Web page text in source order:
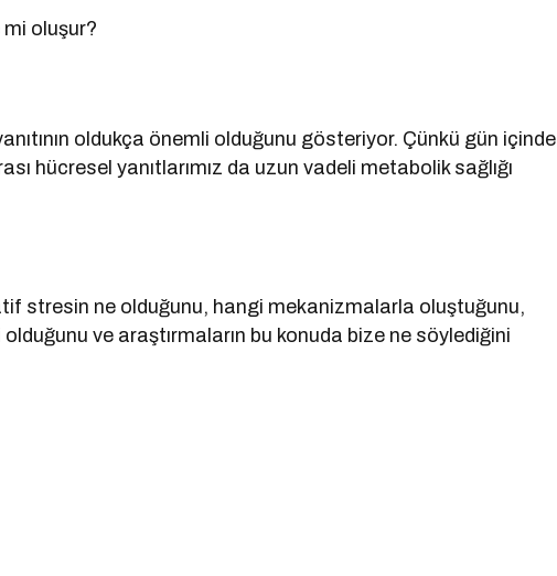
oluşur?
oldukça önemli olduğunu gösteriyor. Çünkü gün içinde
hücresel yanıtlarımız da uzun vadeli metabolik sağlığı
stresin ne olduğunu, hangi mekanizmalarla oluştuğunu,
ve araştırmaların bu konuda bize ne söylediğini